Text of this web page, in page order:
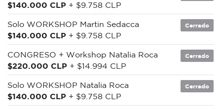
$140.000 CLP + $9.758 CLP
Solo WORKSHOP Martin Sedacca
$140.000 CLP + $9.758 CLP
Cerrado
CONGRESO + Workshop Natalia Roca
$220.000 CLP + $14.994 CLP
Cerrado
Solo WORKSHOP Natalia Roca
$140.000 CLP + $9.758 CLP
Cerrado